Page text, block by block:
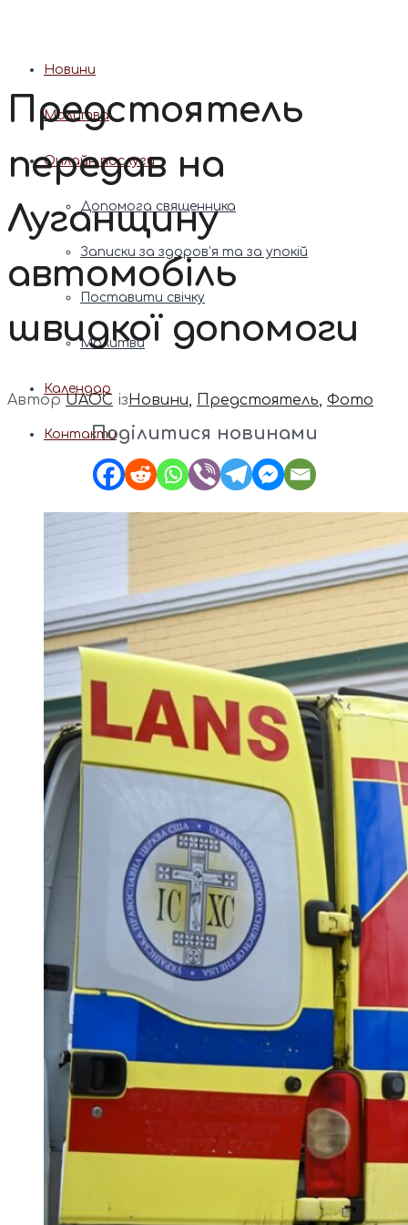
Новини
Молитва
Онлайн послуги
Допомога священника
Записки за здоров’я та за упокій
Поставити свічку
Молитви
Календар
Контакти
Предстоятель
передав на
Луганщину
автомобіль
швидкої допомоги
АвторUAOC ізНовини, Предстоятель, Фото
Поділитися новинами